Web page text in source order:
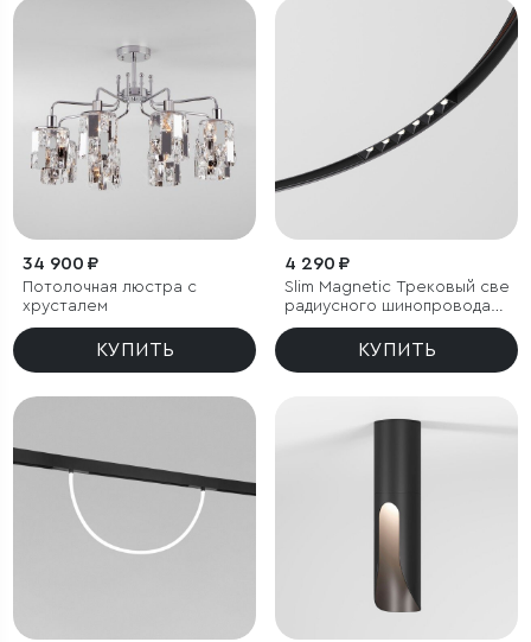
34 900 ₽
Потолочная люстра с
хрусталем
КУПИТЬ
4 290 ₽
Slim Magnetic Трековый
радиусного шинопровода
6W 4200K Intenso чёрный
Ø 1200ммКУПИТЬ